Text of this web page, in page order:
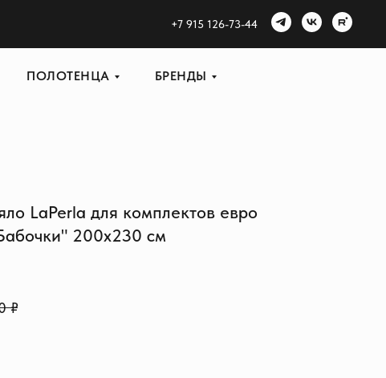
+7 915 126-73-44
ПОЛОТЕНЦА БРЕНДЫ
LaPerla для комплектов евро
200х230 см
₽